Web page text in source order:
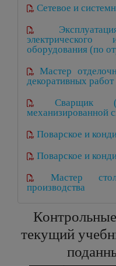
Сетевое и
электрического
оборудования (по
Мастер
декоративных работ
Сварщик
механизированной
Поварское и
Поварское и
Мастер
производства
текущий